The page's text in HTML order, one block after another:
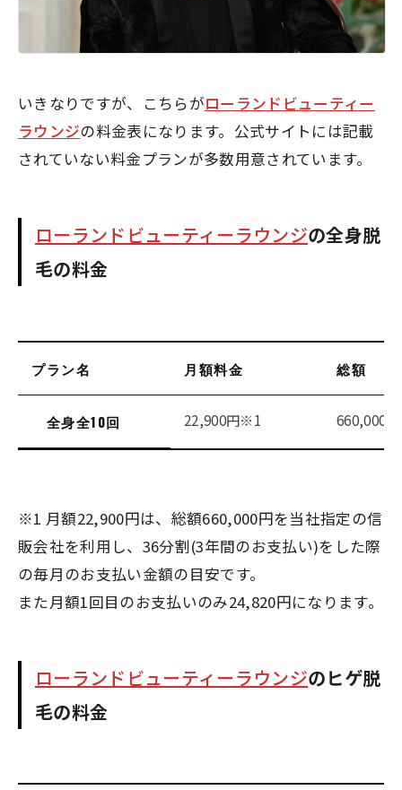
いきなりですが、こちらがローランドビューティー
ラウンジの料金表になります。公式サイトには記載
されていない料金プランが多数用意されています。
ローランドビューティーラウンジの全身脱
毛の料金
プラン名 月額料金 総額
全身全10回 22,900円※1 660,000円
※1 月額22,900円は、総額660,000円を当社指定の信
販会社を利用し、36分割(3年間のお支払い)をした際
の毎月のお支払い金額の目安です。
また月額1回目のお支払いのみ24,820円になります。
ローランドビューティーラウンジのヒゲ脱
毛の料金